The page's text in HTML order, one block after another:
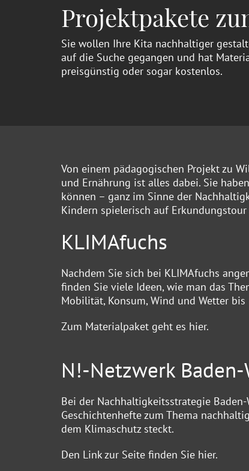
Projektpakete
Sie wollen Ihre Kita nachhaltiger
auf die Suche gegangen und hat
preisgünstig oder sogar kostenlos.
Von einem pädagogischen Projekt zu
und Ernährung ist alles dabei. Sie
können – ganz im Sinne der
Kindern spielerisch auf
KLIMAfuchs
Nachdem Sie sich bei KLIMAfuchs
finden Sie viele Ideen, wie man das
Mobilität, Konsum, Wind und Wetter
Zum Materialpaket geht es hier.
N!-Netzwerk
Bei der Nachhaltigkeitsstrategie
Geschichtenhefte zum Thema
dem Klimaschutz steckt.
Den Link zur Seite finden Sie hier.